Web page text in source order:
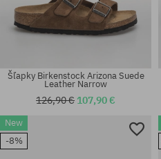
Dostupné veľkosti:
36; 37; 38; 41
Šľapky Birkenstock Arizona Suede
Leather Narrow
126,90 € 107,90 €
New
-8%